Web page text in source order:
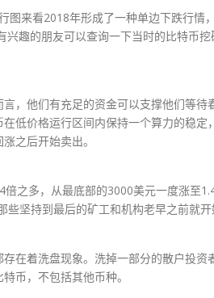
图来看2018年形成了一种单边下跌行情
趣的朋友可以查询一下当时的比特币
，他们有充足的资金可以支撑他们等待
低价格运行区间内保持一个算力的稳定
之后开始卖出。
之多，从最底部的3000美元一度涨至
坚持到最后的矿工和机构老早之前就开
在着洗盘现象。洗掉一部分的散户投资
币，不包括其他币种。